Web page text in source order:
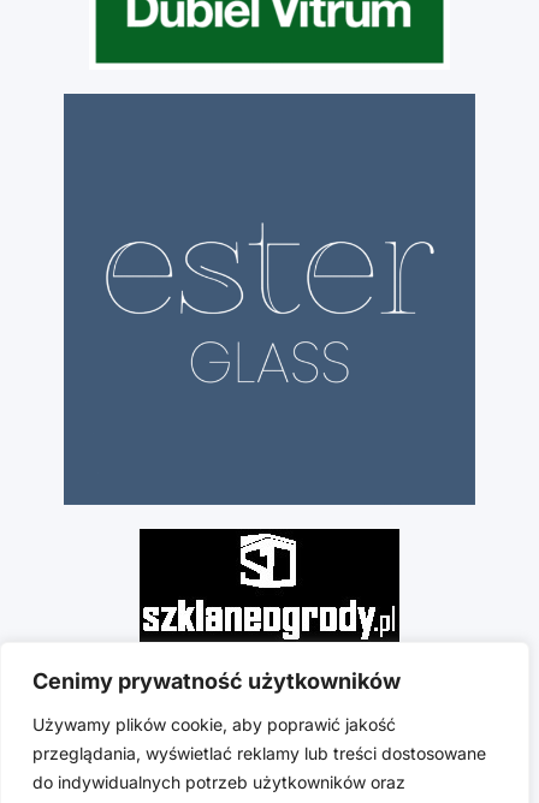
Cenimy prywatność użytkowników
Używamy plików cookie, aby poprawić jakość
przeglądania, wyświetlać reklamy lub treści dostosowane
do indywidualnych potrzeb użytkowników oraz